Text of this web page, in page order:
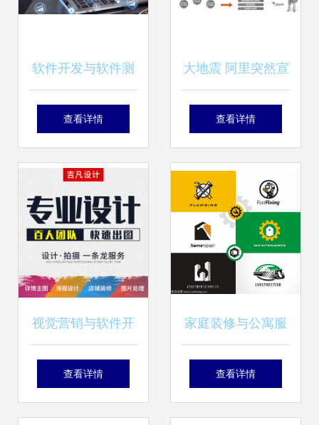
软件开发与软件测
试的区别 从代码构
面解析
查看详情
大地震 阿里突然宣
布震撼业界，腾
查看详情
视觉营销与软件开
发 从客户连接到价
查看详情
家庭装修与公寓服
务Logo设计 水暖
查看详情